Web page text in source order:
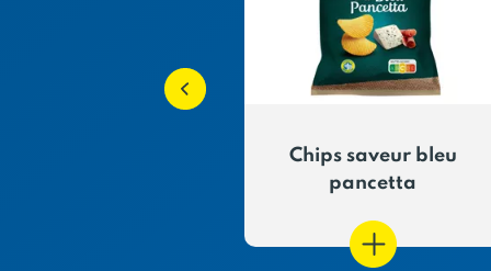
Chips saveur bleu
pancetta